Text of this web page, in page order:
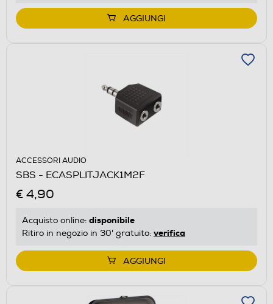
AGGIUNGI
ACCESSORI AUDIO
SBS - ECASPLITJACK1M2F
€ 4,90
Acquisto online: disponibile
Ritiro in negozio in 30' gratuito: verifica
AGGIUNGI